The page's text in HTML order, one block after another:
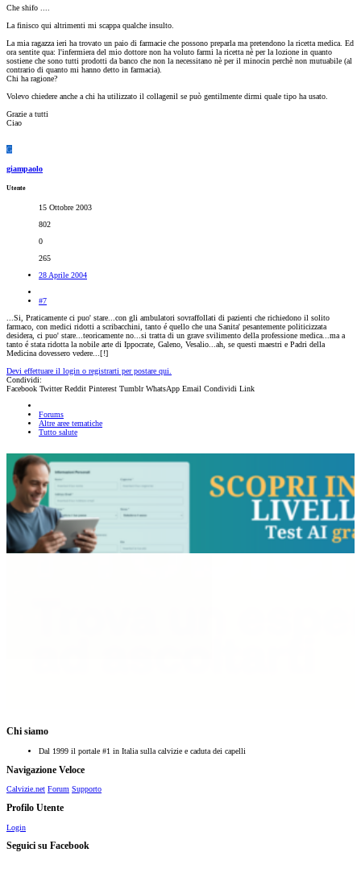
Che shifo ....
La finisco qui altrimenti mi scappa qualche insulto.
La mia ragazza ieri ha trovato un paio di farmacie che possono preparla ma pretendono la ricetta medica. Ed
ora sentite qua: l'infermiera del mio dottore non ha voluto farmi la ricetta nè per la lozione in quanto
sostiene che sono tutti prodotti da banco che non la necessitano nè per il minocin perchè non mutuabile (al
contrario di quanto mi hanno detto in farmacia).
Chi ha ragione?
Volevo chiedere anche a chi ha utilizzato il collagenil se può gentilmente dirmi quale tipo ha usato.
Grazie a tutti
Ciao
G
giampaolo
Utente
15 Ottobre 2003
802
0
265
28 Aprile 2004
#7
...Si, Praticamente ci puo' stare...con gli ambulatori sovraffollati di pazienti che richiedono il solito
farmaco, con medici ridotti a scribacchini, tanto é quello che una Sanita' pesantemente politicizzata
desidera, ci puo' stare...teoricamente no...si tratta di un grave svilimento della professione medica...ma a
tanto é stata ridotta la nobile arte di Ippocrate, Galeno, Vesalio...ah, se questi maestri e Padri della
Medicina dovessero vedere...[!]
Devi effettuare il login o registrarti per postare qui.
Condividi:
Facebook Twitter Reddit Pinterest Tumblr WhatsApp Email Condividi Link
Forums
Altre aree tematiche
Tutto salute
Chi siamo
Dal 1999 il portale #1 in Italia sulla calvizie e caduta dei capelli
Navigazione Veloce
Calvizie.net Forum Supporto
Profilo Utente
Login
Seguici su Facebook